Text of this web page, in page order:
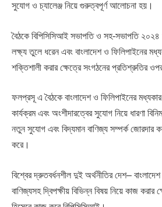
সুযোগ ও চ্যালেঞ্জ নিয়ে গুরুত্বপূর্ণ আলোচনা হয়।
বৈঠকে বিপিসিসিআই সভাপতি ও সহ-সভাপতি
লক্ষ্য তুলে ধরেন এবং বাংলাদেশ ও ফিলিপাইনের
শক্তিশালী করার ক্ষেত্রে সংগঠনের প্রতিশ্রুতির
ফলপ্রসূ এ বৈঠকে বাংলাদেশ ও ফিলিপাইনের
কার্যক্রম এবং অংশীদারত্বের সুযোগ নিয়ে ধারণা
নতুন সুযোগ এবং বিদ্যমান বাণিজ্য সম্পর্ক জোরদার
করে।
বিশ্বের দ্রুতবর্ধনশীল দুই অর্থনীতির দেশ–
বাণিজ্যসহ দ্বিপক্ষীয় বিভিন্ন বিষয় নিয়ে কাজ করার